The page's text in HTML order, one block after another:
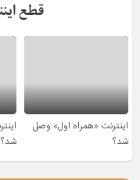
قطع
اینترنت «همراه اول» وصل
شد؟
شد؟